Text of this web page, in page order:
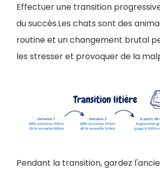
Effectuer une transition
du succès.Les chats sont des
routine et un changement brutal
les stresser et provoquer de la
Pendant la transition, gardez